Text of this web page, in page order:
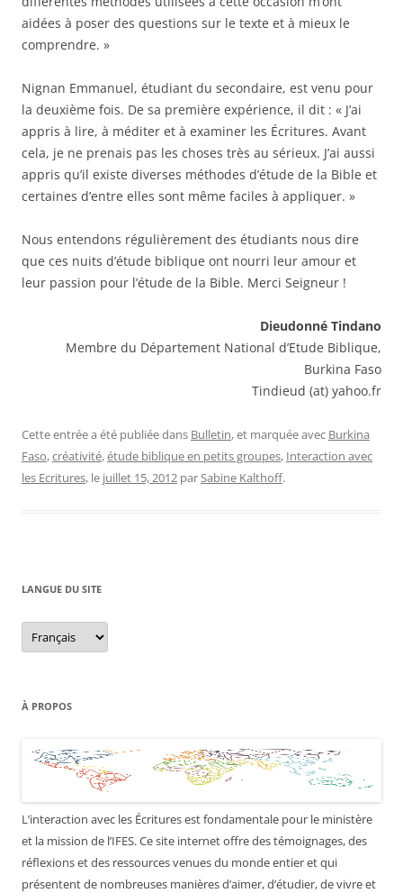
aidées à poser des questions sur le texte et à mieux le
comprendre. »
Nignan Emmanuel, étudiant du secondaire, est venu pour
la deuxième fois. De sa première expérience, il dit : « J’ai
appris à lire, à méditer et à examiner les Écritures. Avant
cela, je ne prenais pas les choses très au sérieux. J’ai aussi
appris qu’il existe diverses méthodes d’étude de la Bible et
certaines d’entre elles sont même faciles à appliquer. »
Nous entendons régulièrement des étudiants nous dire
que ces nuits d’étude biblique ont nourri leur amour et
leur passion pour l’étude de la Bible. Merci Seigneur !
Dieudonné Tindano
Membre du Département National d’Etude Biblique,
Burkina Faso
Tindieud (at) yahoo.fr
Cette entrée a été publiée dans Bulletin, et marquée avec Burkina
Faso,créativité,étude biblique en petits groupes, Interaction avec
les Ecritures, le juillet 15, 2012 parSabine Kalthoff.
LANGUE DU SITE
Langue
du
site
À PROPOS
L’interaction avec les Écritures est fondamentale pour le ministère
et la mission de l’IFES. Ce site internet offre des témoignages, des
réflexions et des ressources venues du monde entier et qui
présentent de nombreuses manières d’aimer, d’étudier, de vivre et